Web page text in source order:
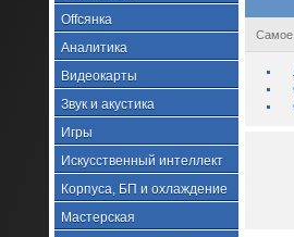
Offсянка
Аналитика
Видеокарты
Звук и акустика
Игры
Искусственный интеллект
Корпуса, БП и охлаждение
Мастерская
Самое